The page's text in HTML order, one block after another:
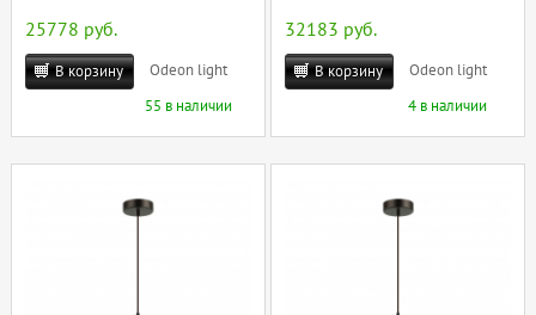
25778 руб.
В корзину
Odeon light
55 в наличии
32183 руб.
В корзину
Odeon light
4 в наличии